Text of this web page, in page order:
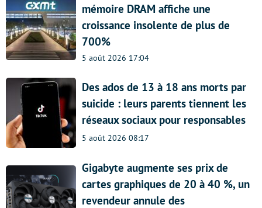
mémoire DRAM affiche une
croissance insolente de plus de
700%
5 août 2026 17:04
Des ados de 13 à 18 ans morts par
suicide : leurs parents tiennent les
réseaux sociaux pour responsables
5 août 2026 08:17
Gigabyte augmente ses prix de
cartes graphiques de 20 à 40 %, un
revendeur annule des